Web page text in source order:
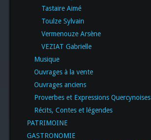
Tastaire Aimé
Toulze Sylvain
Vermenouze Arsène
VEZIAT Gabrielle
Musique
Ouvrages à la vente
Ouvrages anciens
Proverbes et Expressions Quercynoises
Récits, Contes et légendes
PATRIMOINE
GASTRONOMIE